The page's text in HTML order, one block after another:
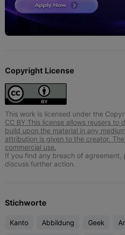
Copyright License
This work is licensed under the
CC BY This license allows reusers
build upon the material in any
attribution is given to the creator.
commercial use.
If you find any breach of agreement,
discuss further action.
Stichworte
Kanto Abbildung Geek